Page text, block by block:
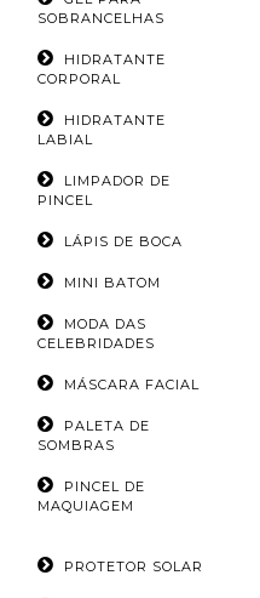
SOBRANCELHAS
HIDRATANTE
CORPORAL
HIDRATANTE
LABIAL
LIMPADOR DE
PINCEL
LÁPIS DE BOCA
MINI BATOM
MODA DAS
CELEBRIDADES
MÁSCARA FACIAL
PALETA DE
SOMBRAS
PINCEL DE
MAQUIAGEM
PROTETOR SOLAR